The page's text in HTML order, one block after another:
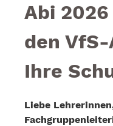
Abi
den
Ihre
Liebe